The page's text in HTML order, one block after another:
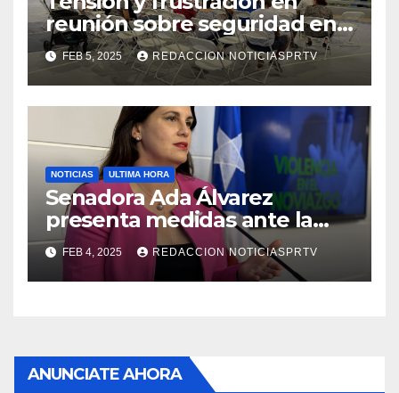
reunión sobre seguridad en
Reparto Metropolitano
FEB 5, 2025 REDACCION NOTICIASPRTV
NOTICIAS ULTIMA HORA
Senadora Ada Álvarez
presenta medidas ante la
violencia en el noviazgo
FEB 4, 2025 REDACCION NOTICIASPRTV
ANUNCIATE AHORA